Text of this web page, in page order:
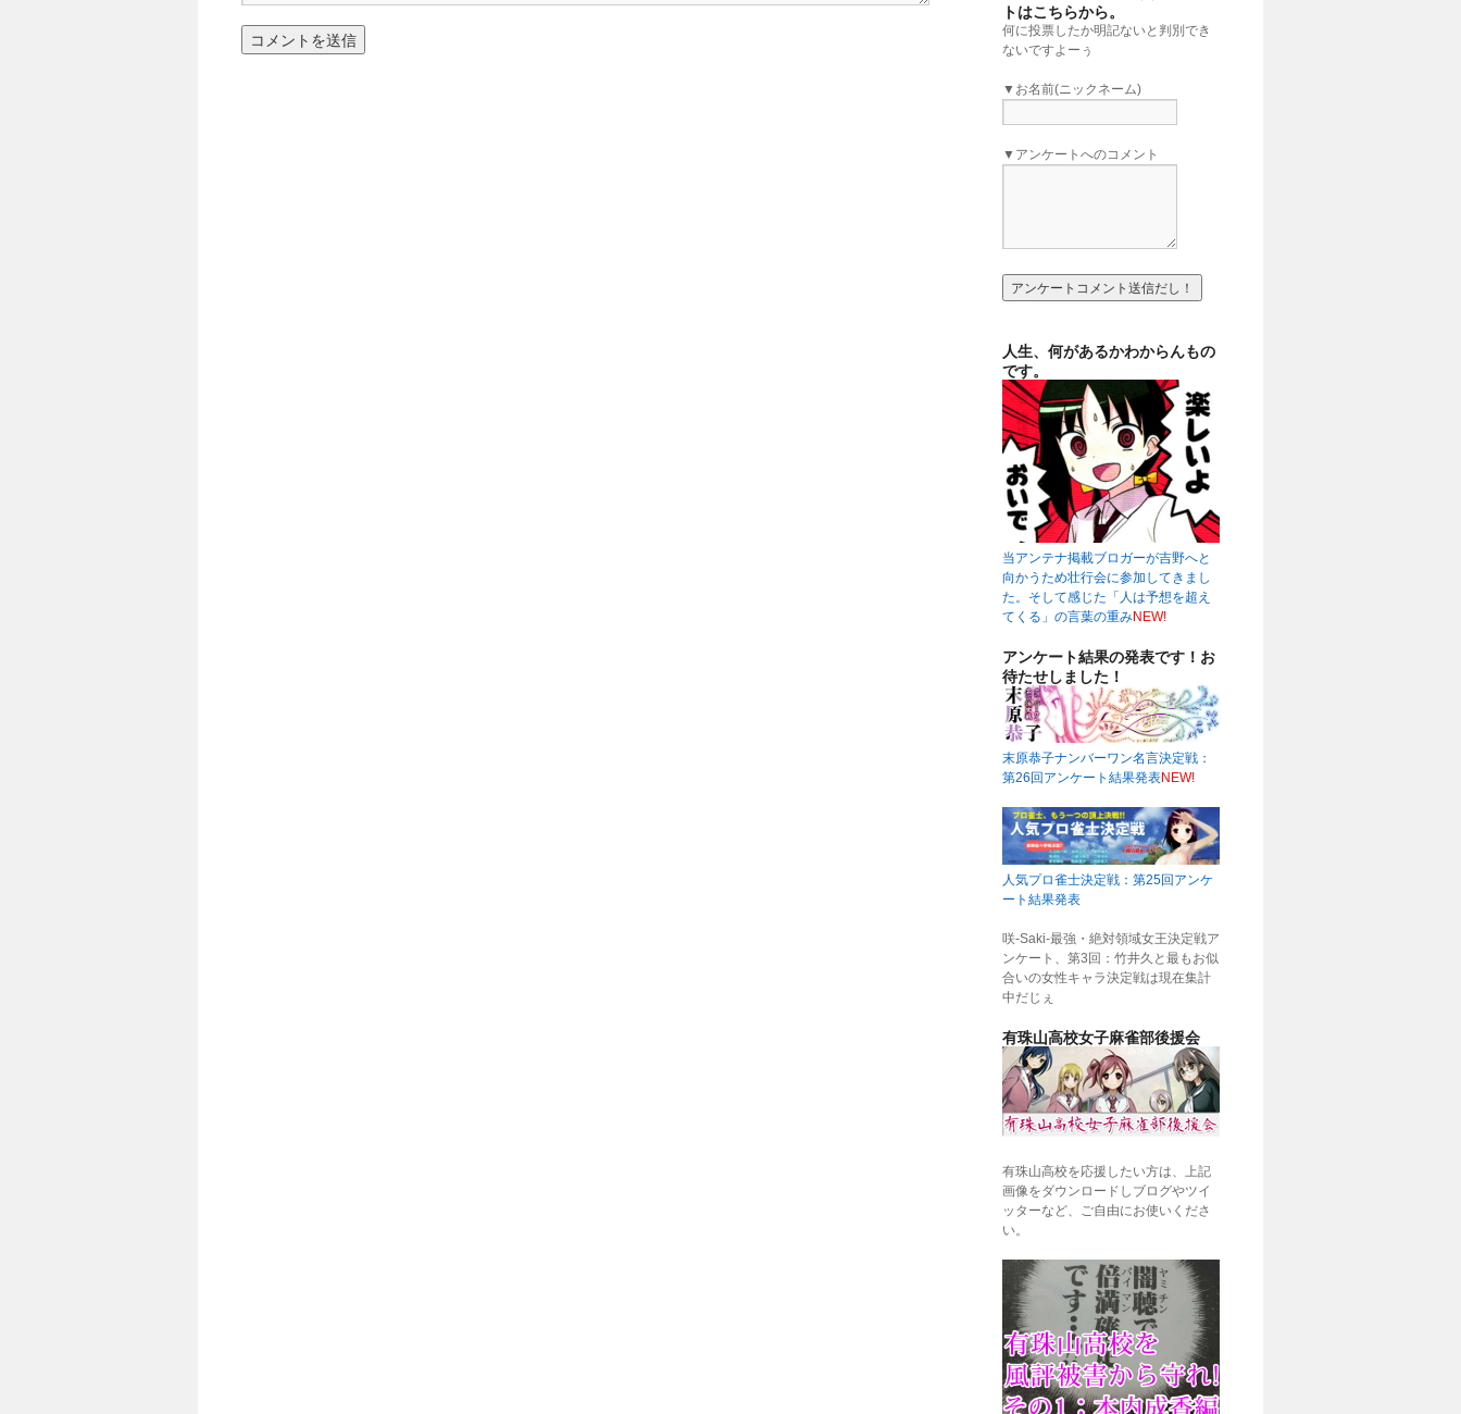
トはこちらから。
何に投票したか明記ないと判別でき
ないですよーぅ
▼お名前(ニックネーム)
▼アンケートへのコメント
人生、何があるかわからんもの
です。
当アンテナ掲載ブロガーが吉野へと
向かうため壮行会に参加してきまし
た。そして感じた「人は予想を超え
てくる」の言葉の重みNEW!
アンケート結果の発表です！お
待たせしました！
末原恭子ナンバーワン名言決定戦：
第26回アンケート結果発表NEW!
人気プロ雀士決定戦：第25回アンケ
ート結果発表
咲-Saki-最強・絶対領域女王決定戦ア
ンケート、第3回：竹井久と最もお似
合いの女性キャラ決定戦は現在集計
中だじぇ
有珠山高校女子麻雀部後援会
有珠山高校を応援したい方は、上記
画像をダウンロードしブログやツイ
ッターなど、ご自由にお使いくださ
い。